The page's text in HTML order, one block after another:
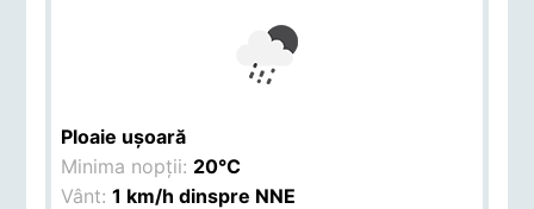
Ploaie ușoară
Minima nopții: 20°C
Vânt:1 km/h dinspre NNE